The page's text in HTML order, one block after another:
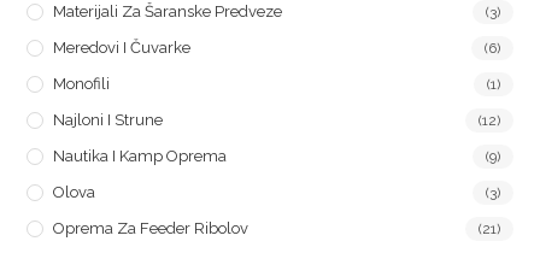
Materijali Za Šaranske Predveze (3)
Meredovi I Čuvarke (6)
Monofili (1)
Najloni I Strune (12)
Nautika I Kamp Oprema (9)
Olova (3)
Oprema Za Feeder Ribolov (21)